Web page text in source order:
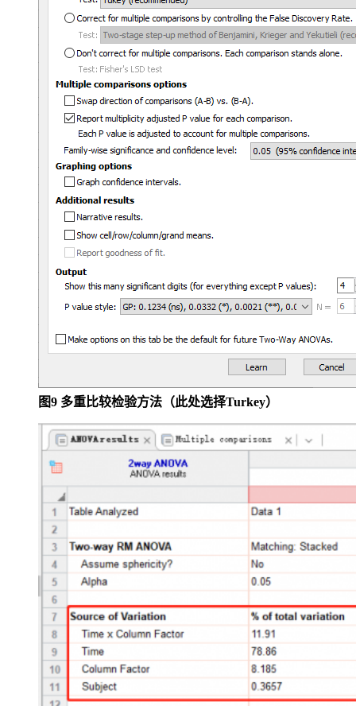
图9 多重比较检验方法（此处选择Turkey）